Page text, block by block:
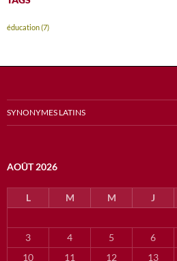
éducation(7)
SYNONYMES LATINS
AOÛT 2026
L M M J
3
4 5 6
10
11 12 13